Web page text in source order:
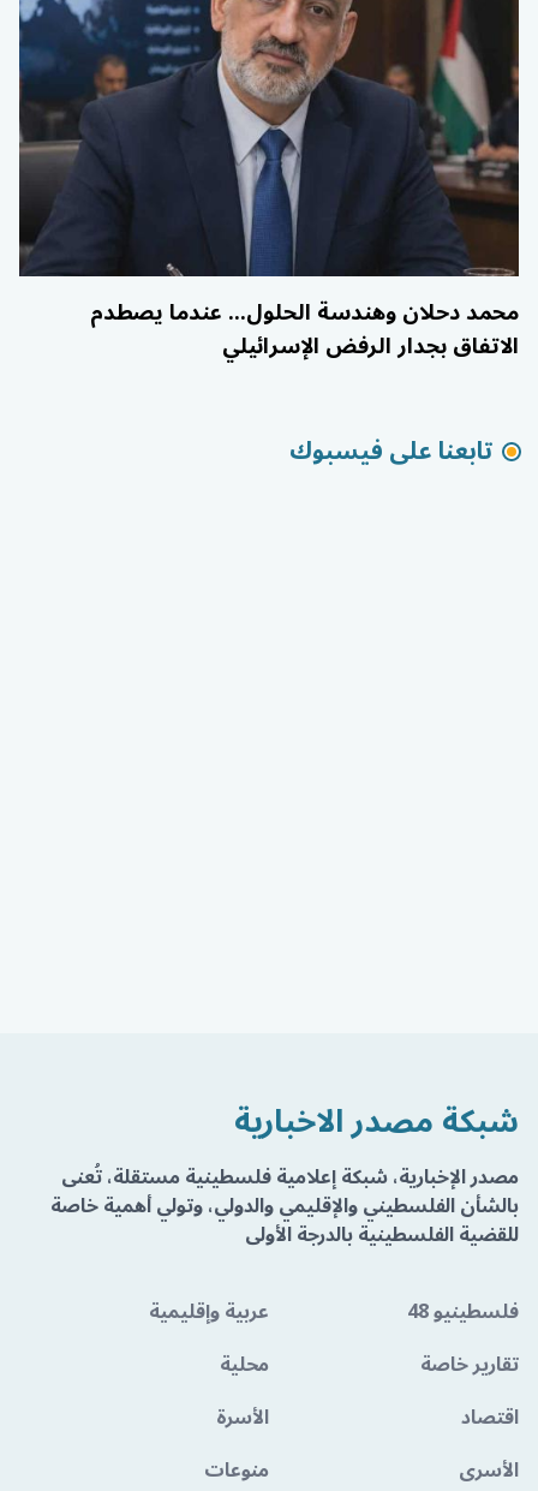
محمد دحلان وهندسة الحلول... عندما يصطدم
الاتفاق بجدار الرفض الإسرائيلي
تابعنا على فيسبوك
شبكة مصدر الاخبارية
مصدر الإخبارية، شبكة إعلامية فلسطينية مستقلة، تُعنى
بالشأن الفلسطيني والإقليمي والدولي، وتولي أهمية خاصة
للقضية الفلسطينية بالدرجة الأولى
فلسطينيو 48
عربية وإقليمية
تقارير خاصة
محلية
اقتصاد
الأسرة
الأسرى
منوعات